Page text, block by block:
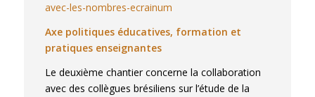
avec-les-nombres-ecrainum
Axe politiques éducatives, formation et
pratiques enseignantes
Le deuxième chantier concerne la collaboration
avec des collègues brésiliens sur l’étude de la